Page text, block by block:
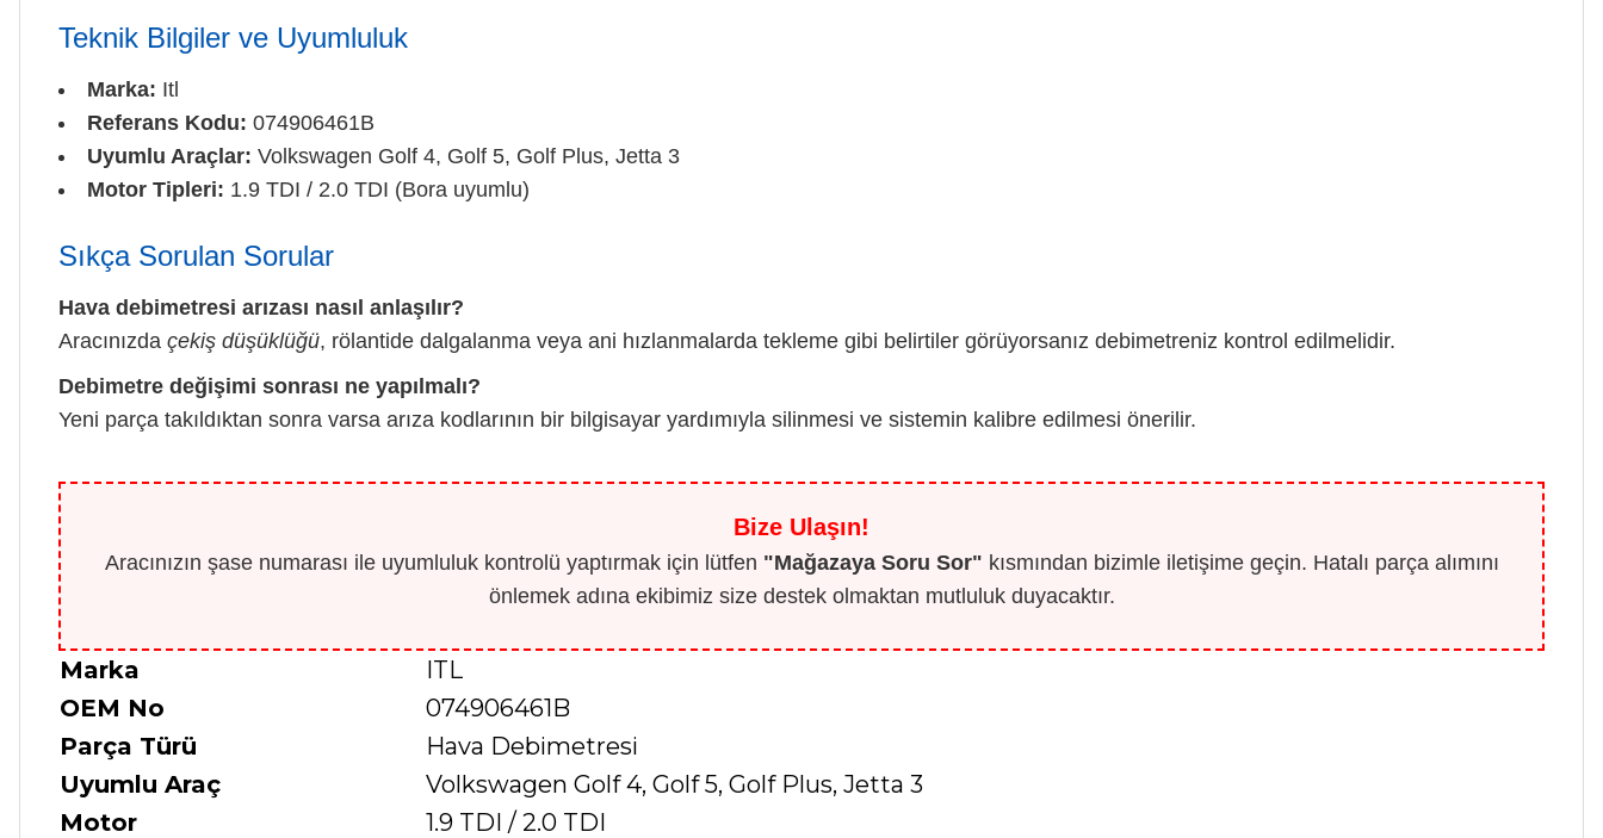
Teknik Bilgiler ve Uyumluluk
Marka: Itl
Referans Kodu: 074906461B
Uyumlu Araçlar: Volkswagen Golf 4, Golf 5, Golf Plus, Jetta 3
Motor Tipleri: 1.9 TDI / 2.0 TDI (Bora uyumlu)
Sıkça Sorulan Sorular
Hava debimetresi arızası nasıl anlaşılır?
Aracınızda çekiş düşüklüğü, rölantide dalgalanma veya ani hızlanmalarda tekleme gibi belirtiler görüyorsanız debimetreniz kontrol edilmelidir.
Debimetre değişimi sonrası ne yapılmalı?
Yeni parça takıldıktan sonra varsa arıza kodlarının bir bilgisayar yardımıyla silinmesi ve sistemin kalibre edilmesi önerilir.
Bize Ulaşın!
Aracınızın şase numarası ile uyumluluk kontrolü yaptırmak için lütfen "Mağazaya Soru Sor" kısmından bizimle iletişime geçin. Hatalı parça alımını
önlemek adına ekibimiz size destek olmaktan mutluluk duyacaktır.
Marka
ITL
OEM No
074906461B
Parça Türü
Hava Debimetresi
Uyumlu Araç
Volkswagen Golf 4, Golf 5, Golf Plus, Jetta 3
Motor
1.9 TDI / 2.0 TDI